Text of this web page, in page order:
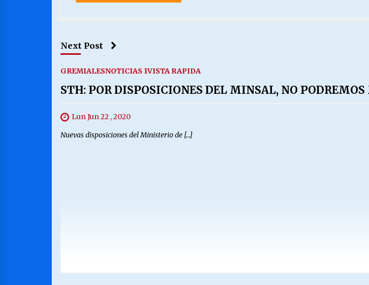
Next Post
GREMIALESNOTICIAS 1VISTA RAPIDA
STH: POR DISPOSICIONES DEL MINSAL, NO
Lun Jun 22 , 2020
Nuevas disposiciones del Ministerio de […]